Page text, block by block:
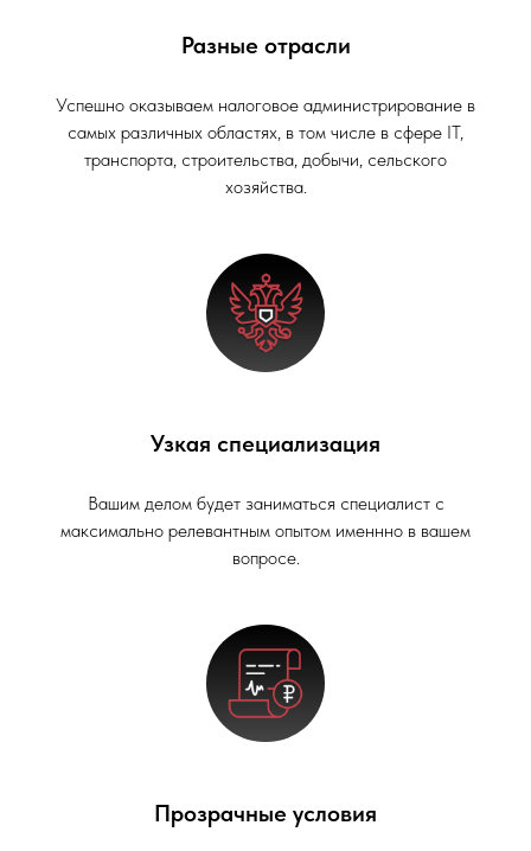
Разные отрасли
Успешно оказываем налоговое администрирование в
самых различных областях, в том числе в сфере IT,
транспорта, строительства, добычи, сельского
хозяйства.
Узкая специализация
Вашим делом будет заниматься специалист с
максимально релевантным опытом именнно в вашем
вопросе.
Прозрачные условия